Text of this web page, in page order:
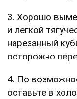
3. Хорошо
и легкой
нарезанный
осторожно
4. По
оставьте в